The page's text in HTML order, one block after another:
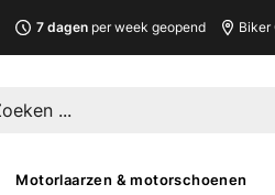
7 dagen per week geopend Biker
Motorlaarzen & motorschoenen